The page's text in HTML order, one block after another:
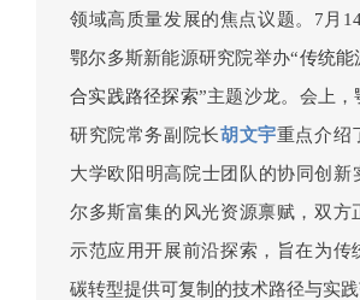
领域高质量发展的焦点议题。7月
鄂尔多斯新能源研究院举办“传统能
合实践路径探索”主题沙龙。会上
研究院常务副院长胡文宇重点介绍
大学欧阳明高院士团队的协同创
尔多斯富集的风光资源禀赋，双方
示范应用开展前沿探索，旨在为传
碳转型提供可复制的技术路径与实践